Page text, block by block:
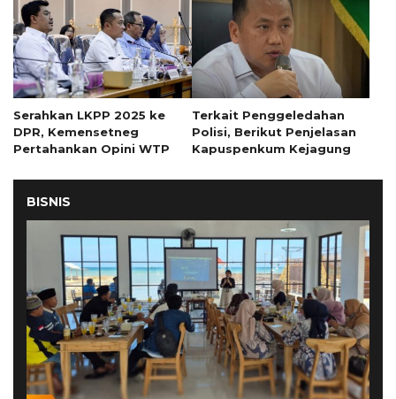
Serahkan LKPP 2025 ke
DPR, Kemensetneg
Pertahankan Opini WTP
Terkait Penggeledahan
Polisi, Berikut Penjelasan
Kapuspenkum Kejagung
BISNIS